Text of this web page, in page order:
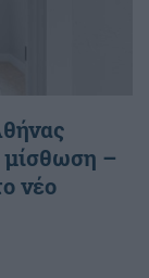
μίσθωση –
νέο